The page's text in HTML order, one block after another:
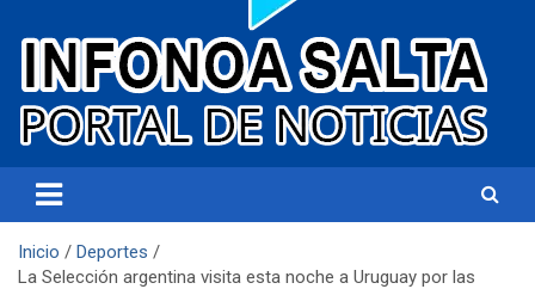
Infonoa Salta
Inicio
Deportes
La Selección argentina visita esta noche a Uruguay por las